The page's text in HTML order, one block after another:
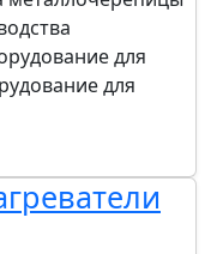
для
для